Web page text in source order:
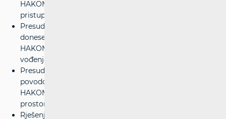
HAKOM-a, radi izmjene cijene za uslugu izdvojenog
pristupa lokalnoj petljii
Presuda Visokog upravnog suda RH br. Us-4535/2011-6,
donesenu u upravnom sporu HT protiv rješenja
HAKOM-a od 23. ožujka 2011.g., radi nadzora cijena i
vođenja troškovnog računovodstva
Presuda Visokog upravnog suda RH br. Us-11992/2010-5
povodom tužbe Hrvatski Telekom d.d. protiv odluke
HAKOM-a, radi cijene najma za korišteni kolokacijski
prostor za pristup izdvojenoj lokalnoj petlji
Rješenje Visokog upravnog suda kojim se odgađa